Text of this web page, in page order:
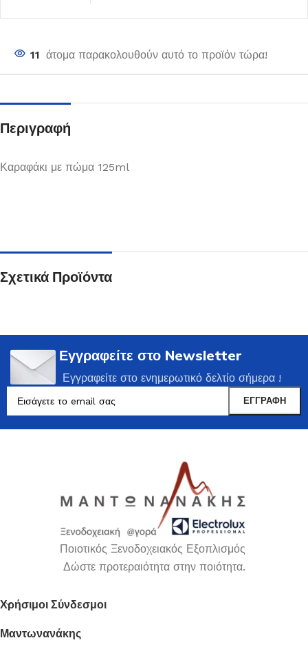
11 άτομα παρακολουθούν αυτό το προϊόν τώρα!
Περιγραφή
Καραφάκι με πώμα 125ml
Σχετικά Προϊόντα
Εγγραφείτε στο Newsletter
Εγγραφείτε στο ενημερωτικό δελτίο σήμερα !
Ποιοτικός Ξενοδοχειακός Εξοπλισμός
Δώστε προτεραιότητα στην ποιότητα.
Χρήσιμοι Σύνδεσμοι
Μαντωνανάκης